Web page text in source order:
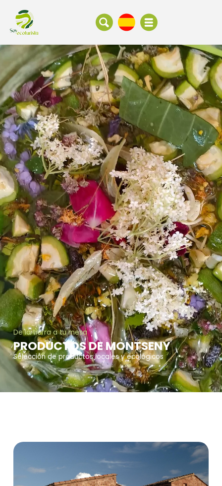
De la tierra a tu mesa
PRODUCTOS DE MONTSENY
Selección de productos locales y ecológicos